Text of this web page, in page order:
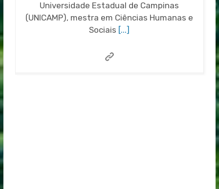
Universidade Estadual de Campinas
(UNICAMP), mestra em Ciências Humanas e
Sociais [...]